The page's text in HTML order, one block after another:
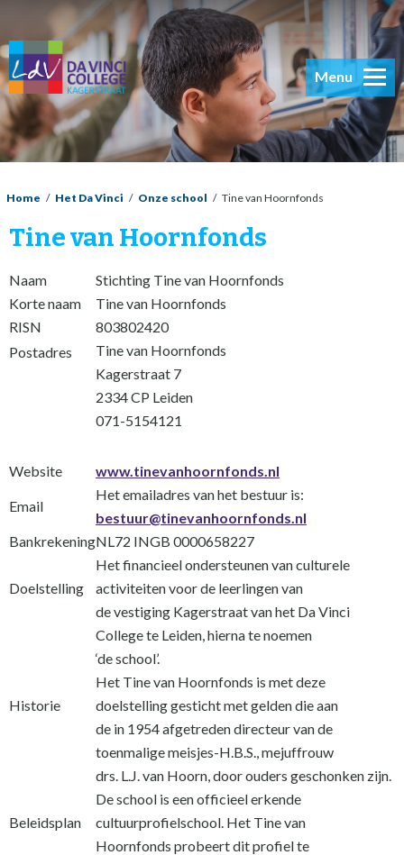
Menu
Home / Het Da Vinci / Onze school / Tine van Hoornfonds
Tine van Hoornfonds
Naam
Stichting Tine van Hoornfonds
Korte naam
Tine van Hoornfonds
RISN
803802420
Postadres
Tine van Hoornfonds
Kagerstraat 7
2334 CP Leiden
071-5154121
Website www.tinevanhoornfonds.nl
Email
Het emailadres van het bestuur is:
bestuur@tinevanhoornfonds.nl
BankrekeningNL72 INGB 0000658227
Doelstelling
Het financieel ondersteunen van culturele
activiteiten voor de leerlingen van
de vestiging Kagerstraat van het Da Vinci
College te Leiden, hierna te noemen
‘de school’.
Historie
Het Tine van Hoornfonds is met deze
doelstelling gesticht met gelden die aan
de in 1954 afgetreden directeur van de
toenmalige meisjes-H.B.S., mejuffrouw
drs. L.J. van Hoorn, door ouders geschonken zijn.
Beleidsplan
De school is een officieel erkende
cultuurprofielschool. Het Tine van
Hoornfonds probeert dit profiel te